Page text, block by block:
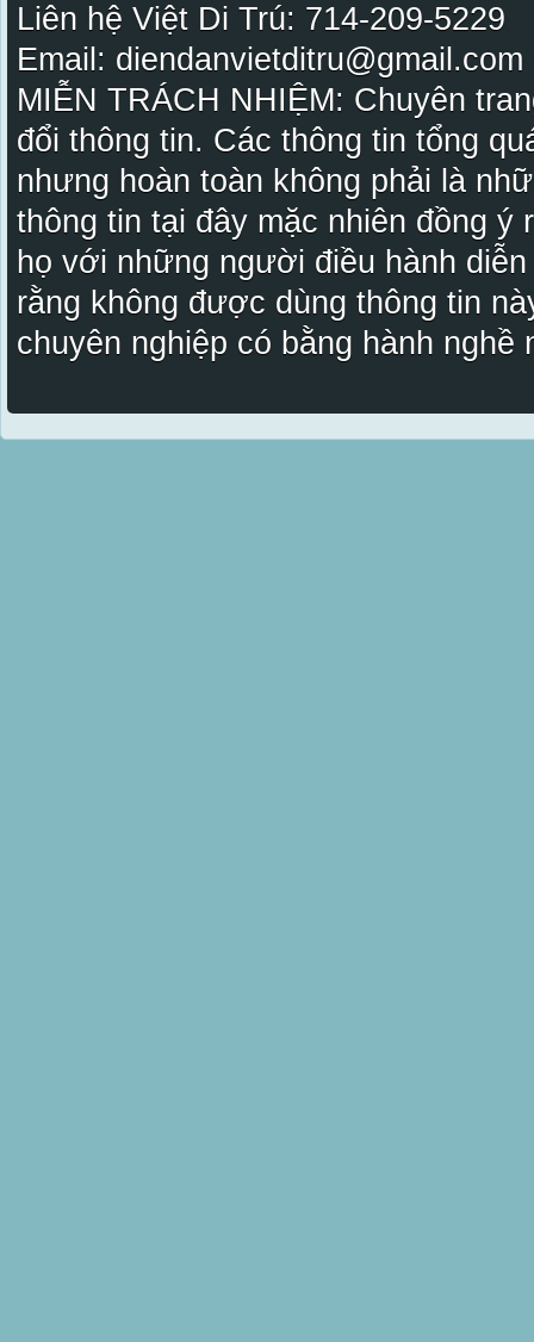
Liên hệ Việt Di Trú: 714-209-5229
Email:
MIỄN TRÁCH NHIỆM: Chuyên
đổi thông tin. Các thông tin tổng
nhưng hoàn toàn không phải là
thông tin tại đây mặc nhiên đồng ý
họ với những người điều hành
rằng không được dùng thông tin
chuyên nghiệp có bằng hành